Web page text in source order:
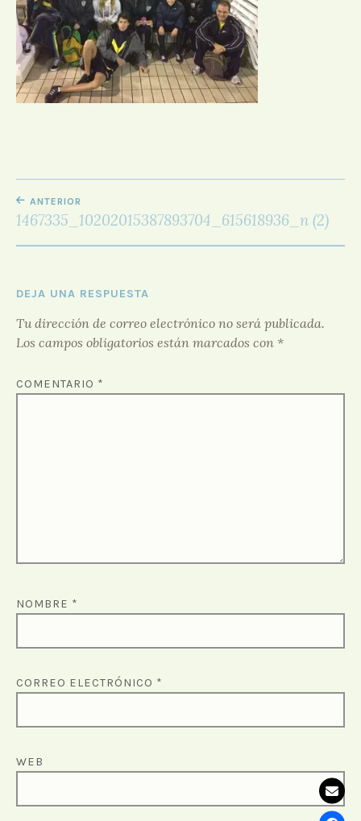
D
O
R
F
O
R
O
NAVEGACIÓN
DE
ENTRADAS
ANTERIOR
1467335_10202015387893704_615618936_n (2)
DEJA UNA RESPUESTA
Tu dirección de correo electrónico no será publicada.
Los campos obligatorios están marcados con *
COMENTARIO *
NOMBRE *
CORREO ELECTRÓNICO *
WEB